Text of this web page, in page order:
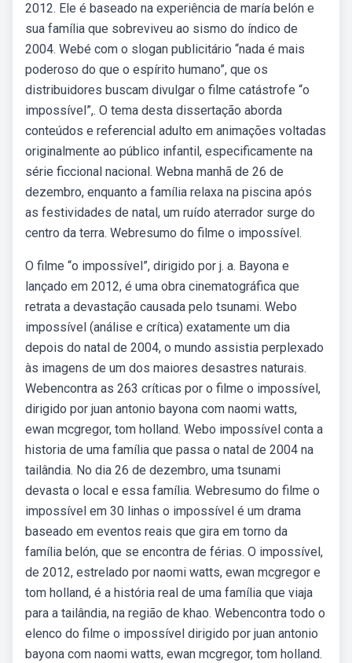
2012. Ele é baseado na experiência de maría belón e
sua família que sobreviveu ao sismo do índico de
2004. Webé com o slogan publicitário “nada é mais
poderoso do que o espírito humano”, que os
distribuidores buscam divulgar o filme catástrofe “o
impossível”,. O tema desta dissertação aborda
conteúdos e referencial adulto em animações voltadas
originalmente ao público infantil, especificamente na
série ficcional nacional. Webna manhã de 26 de
dezembro, enquanto a família relaxa na piscina após
as festividades de natal, um ruído aterrador surge do
centro da terra. Webresumo do filme o impossível.
O filme “o impossível”, dirigido por j. a. Bayona e
lançado em 2012, é uma obra cinematográfica que
retrata a devastação causada pelo tsunami. Webo
impossível (análise e crítica) exatamente um dia
depois do natal de 2004, o mundo assistia perplexado
às imagens de um dos maiores desastres naturais.
Webencontra as 263 críticas por o filme o impossível,
dirigido por juan antonio bayona com naomi watts,
ewan mcgregor, tom holland. Webo impossível conta a
historia de uma família que passa o natal de 2004 na
tailândia. No dia 26 de dezembro, uma tsunami
devasta o local e essa família. Webresumo do filme o
impossível em 30 linhas o impossível é um drama
baseado em eventos reais que gira em torno da
família belón, que se encontra de férias. O impossível,
de 2012, estrelado por naomi watts, ewan mcgregor e
tom holland, é a história real de uma família que viaja
para a tailândia, na região de khao. Webencontra todo o
elenco do filme o impossível dirigido por juan antonio
bayona com naomi watts, ewan mcgregor, tom holland.